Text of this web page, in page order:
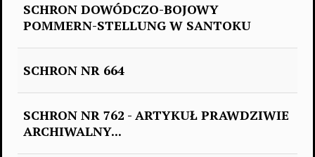
SCHRON DOWÓDCZO-BOJOWY
POMMERN-STELLUNG W SANTOKU
SCHRON NR 664
SCHRON NR 762 - ARTYKUŁ PRAWDZIWIE
ARCHIWALNY...